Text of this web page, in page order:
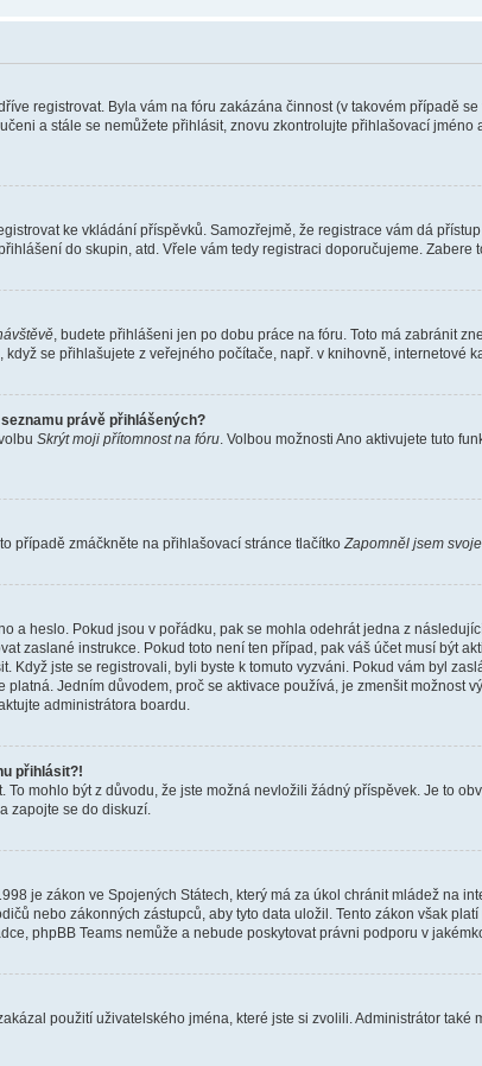
registrovat. Byla vám na fóru zakázána činnost (v takovém případě
a stále se nemůžete přihlásit, znovu zkontrolujte přihlašovací
ke vkládání příspěvků. Samozřejmě, že registrace vám dá
do skupin, atd. Vřele vám tedy registraci doporučujeme. Zabere
, budete přihlášeni jen po dobu práce na fóru. Toto má zabránit
se přihlašujete z veřejného počítače, např. v knihovně, internetové
právě přihlášených?
Skrýt moji přítomnost na fóru . Volbou možnosti Ano aktivujete tuto
případě zmáčkněte na přihlašovací stránce tlačítko Zapomněl jsem
a heslo. Pokud jsou v pořádku, pak se mohla odehrát jedna z
zaslané instrukce. Pokud toto není ten případ, pak váš účet musí být
Když jste se registrovali, byli byste k tomuto vyzváni. Pokud vám byl
Jedním důvodem, proč se aktivace používá, je zmenšit možnost
administrátora boardu.
přihlásit?!
mohlo být z důvodu, že jste možná nevložili žádný příspěvek. Je to
zapojte se do diskuzí.
je zákon ve Spojených Státech, který má za úkol chránit mládež na
nebo zákonných zástupců, aby tyto data uložil. Tento zákon však
phpBB Teams nemůže a nebude poskytovat právni podporu v
použití uživatelského jména, které jste si zvolili. Administrátor